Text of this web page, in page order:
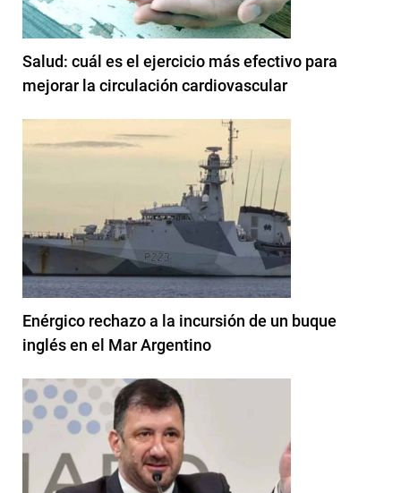
Salud: cuál es el ejercicio más efectivo para
mejorar la circulación cardiovascular
Enérgico rechazo a la incursión de un buque
inglés en el Mar Argentino